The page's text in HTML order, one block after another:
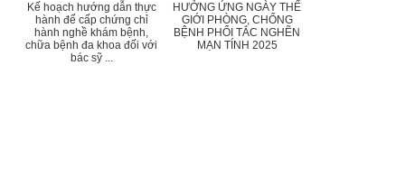
Kế hoạch hướng dẫn thực
hành để cấp chứng chỉ
hành nghề khám bệnh,
chữa bệnh đa khoa đối với
bác sỹ ...
HƯỞNG ỨNG NGÀY THẾ
GIỚI PHÒNG, CHỐNG
BỆNH PHỔI TẮC NGHẼN
MẠN TÍNH 2025